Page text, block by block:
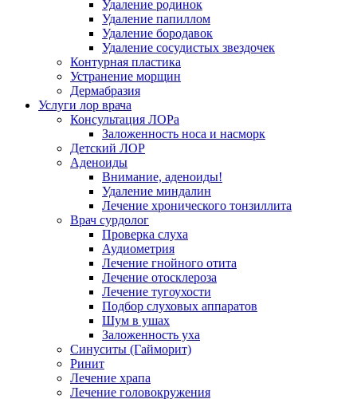
Удаление родинок
Удаление папиллом
Удаление бородавок
Удаление сосудистых звездочек
Контурная пластика
Устранение морщин
Дермабразия
Услуги лор врача
Консультация ЛОРа
Заложенность носа и насморк
Детский ЛОР
Аденоиды
Внимание, аденоиды!
Удаление миндалин
Лечение хронического тонзиллита
Врач сурдолог
Проверка слуха
Аудиометрия
Лечение гнойного отита
Лечение отосклероза
Лечение тугоухости
Подбор слуховых аппаратов
Шум в ушах
Заложенность уха
Синуситы (Гайморит)
Ринит
Лечение храпа
Лечение головокружения